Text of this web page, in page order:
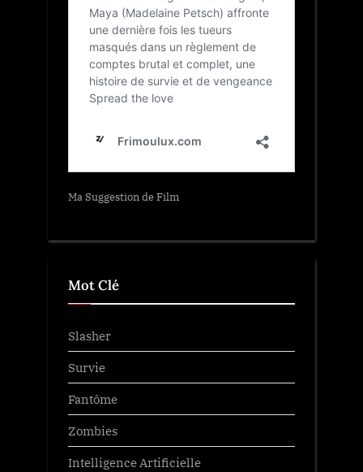
Ma Suggestion de Film
Mot Clé
Slasher
Survie
Fantôme
Zombies
Intelligence Artificielle